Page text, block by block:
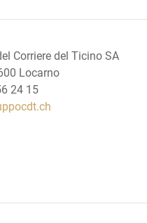
Corriere del Ticino SA
Locarno
24 15